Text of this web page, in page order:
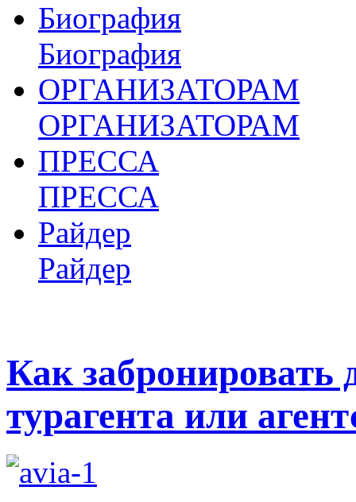
Биография
Биография
ОРГАНИЗАТОРАМ
ОРГАНИЗАТОРАМ
ПРЕССА
ПРЕССА
Райдер
Райдер
Как забронировать
турагента или